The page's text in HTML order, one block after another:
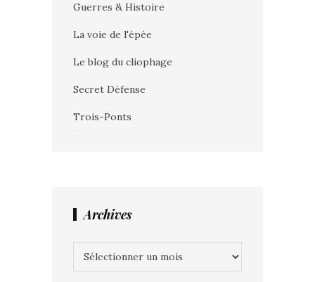
Guerres & Histoire
La voie de l'épée
Le blog du cliophage
Secret Défense
Trois-Ponts
Archives